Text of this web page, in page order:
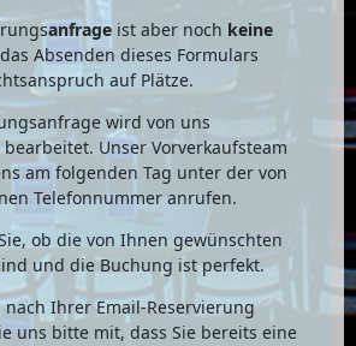
anfrage ist aber noch keine
Absenden dieses Formulars
auf Plätze.
wird von uns
Unser Vorverkaufsteam
am folgenden Tag unter der von
Telefonnummer anrufen.
ob die von Ihnen gewünschten
und die Buchung ist perfekt.
Ihrer Email-Reservierung
uns bitte mit, dass Sie bereits eine